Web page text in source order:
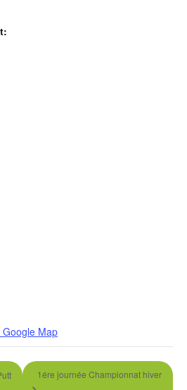
Google Map
1ére journée Championnat hiver